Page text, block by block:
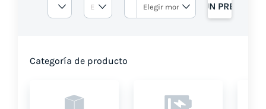
OBTENGA UN
Categoría de producto